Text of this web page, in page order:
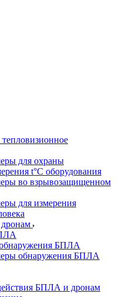
для охраны
t°С оборудования
во взрывозащищенном
для измерения
БПЛА
обнаружения БПЛА
БПЛА и дронам